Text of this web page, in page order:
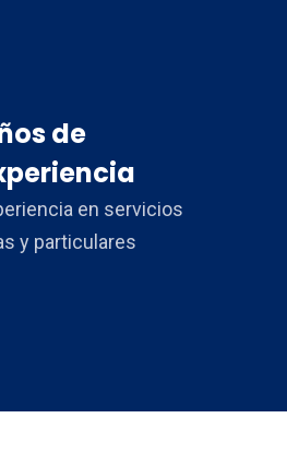
de
en servicios
y particulares